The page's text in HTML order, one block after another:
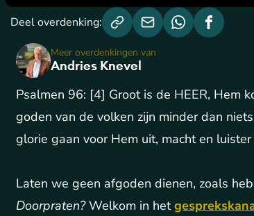
Deel overdenking:
Andries Knevel
Meer overdenkingen van
Psalmen 96: [4] Groot is de HEER, Hem
goden van de volken zijn minder dan
glorie gaan voor Hem uit, macht en
Laten we geen afgoden dienen, zoals
Doorpraten?Welkom in het